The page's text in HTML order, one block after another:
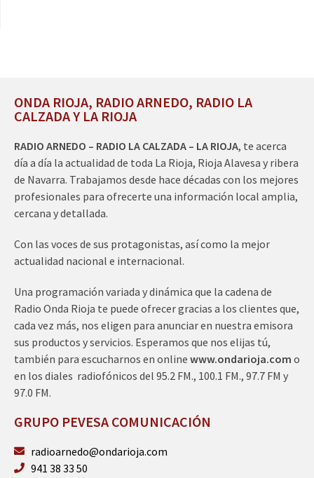
ONDA RIOJA, RADIO ARNEDO, RADIO LA
CALZADA Y LA RIOJA
RADIO ARNEDO – RADIO LA CALZADA – LA RIOJA, te acerca
día a día la actualidad de toda La Rioja, Rioja Alavesa y ribera
de Navarra. Trabajamos desde hace décadas con los mejores
profesionales para ofrecerte una información local amplia,
cercana y detallada.
Con las voces de sus protagonistas, así como la mejor
actualidad nacional e internacional.
Una programación variada y dinámica que la cadena de
Radio Onda Rioja te puede ofrecer gracias a los clientes que,
cada vez más, nos eligen para anunciar en nuestra emisora
sus productos y servicios. Esperamos que nos elijas tú,
también para escucharnos en online www.ondarioja.com o
en los diales radiofónicos del 95.2 FM., 100.1 FM., 97.7 FM y
97.0 FM.
GRUPO PEVESA COMUNICACIÓN
radioarnedo@ondarioja.com
941 38 33 50